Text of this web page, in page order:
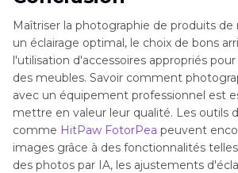
Maîtriser la photographie de produits
un éclairage optimal, le choix de bons
l'utilisation d'accessoires appropriés
des meubles. Savoir comment
avec un équipement professionnel est
mettre en valeur leur qualité. Les outils
comme HitPaw FotorPea peuvent
images grâce à des fonctionnalités
des photos par IA, les ajustements